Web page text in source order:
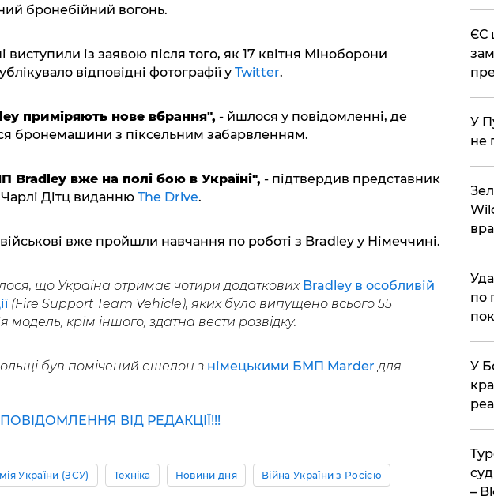
бронебійний вогонь.
виступили із заявою після того, як 17 квітня Міноборони
відповідні фотографії у Twitter.
приміряють нове вбрання", - йшлося у повідомленні, де
бронемашини з піксельним забарвленням.
Bradley вже на полі бою в Україні", - підтвердив представник
Дітц виданнюThe Drive.
військові вже пройшли навчання по роботі з Bradley у Німеччині.
що Україна отримає чотири додаткових Bradley в особливій
(Fire Support Team Vehicle), яких було випущено всього 55
модель, крім іншого, здатна вести розвідку.
був помічений ешелон з німецькими БМП Marder для
ВІД РЕДАКЦІЇ!!!
України (ЗСУ) Техніка Новини дня Війна України з Росією
ЄС
У
не
по
У
–